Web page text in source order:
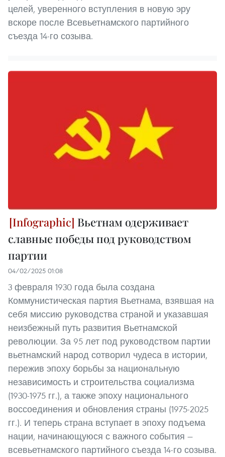
целей, уверенного вступления в новую эру
вскоре после Всевьетнамского партийного
съезда 14-го созыва.
Вьетнам одерживает
славные победы под руководством
партии
04/02/2025 01:08
3 февраля 1930 года была создана
Коммунистическая партия Вьетнама, взявшая на
себя миссию руководства страной и указавшая
неизбежный путь развития Вьетнамской
революции. За 95 лет под руководством партии
вьетнамский народ сотворил чудеса в истории,
пережив эпоху борьбы за национальную
независимость и строительства социализма
(1930-1975 гг.), а также эпоху национального
воссоединения и обновления страны (1975-2025
гг.). И теперь страна вступает в эпоху подъема
нации, начинающуюся с важного события —
всевьетнамского партийного съезда 14-го созыва.